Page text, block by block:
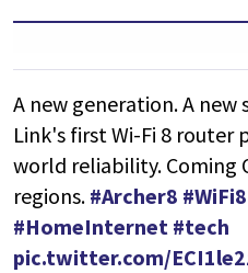
A new generation. A
Link's first Wi-Fi 8
world reliability. Coming
regions. #Archer8 #WiFi8
#HomeInternet #tech
pic.twitter.com/